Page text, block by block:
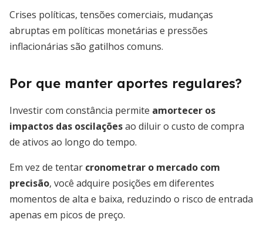
Crises políticas, tensões comerciais, mudanças
abruptas em políticas monetárias e pressões
inflacionárias são gatilhos comuns.
Por que manter aportes regulares?
Investir com constância permite amortecer os
impactos das oscilaçõesao diluir o custo de compra
de ativos ao longo do tempo.
Em vez de tentar cronometrar o mercado com
precisão, você adquire posições em diferentes
momentos de alta e baixa, reduzindo o risco de entrada
apenas em picos de preço.